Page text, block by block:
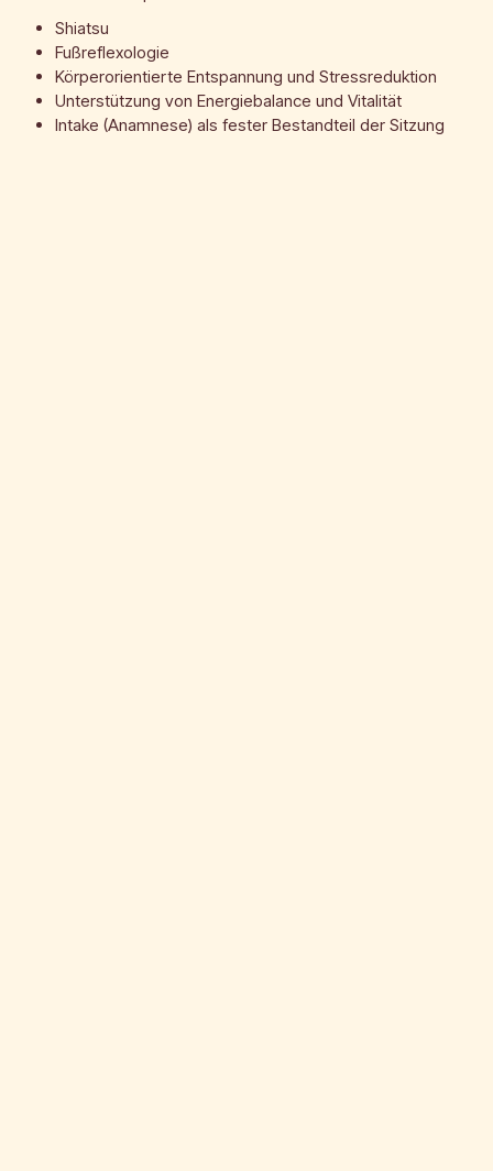
Shiatsu
Fußreflexologie
Körperorientierte Entspannung und Stressreduktion
Unterstützung von Energiebalance und Vitalität
Intake (Anamnese) als fester Bestandteil der Sitzung